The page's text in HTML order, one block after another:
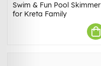
Swim & Fun Pool Skimmer
for Kreta Family